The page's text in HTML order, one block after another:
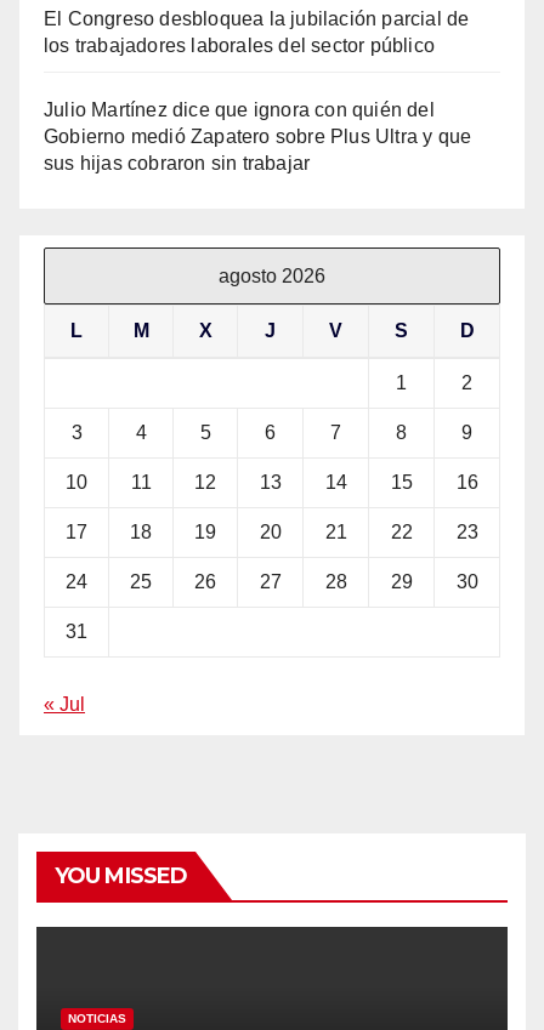
El Congreso desbloquea la jubilación parcial de
los trabajadores laborales del sector público
Julio Martínez dice que ignora con quién del
Gobierno medió Zapatero sobre Plus Ultra y que
sus hijas cobraron sin trabajar
agosto 2026
L M X J V S D
1 2
3 4 5 6 7 8 9
10 11 12 13 14 15 16
17 18 19 20 21 22 23
24 25 26 27 28 29 30
31
« Jul
YOU MISSED
NOTICIAS